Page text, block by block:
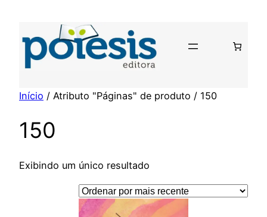
conteúdo
Início / Atributo "Páginas" de produto / 150
150
Exibindo um único resultado